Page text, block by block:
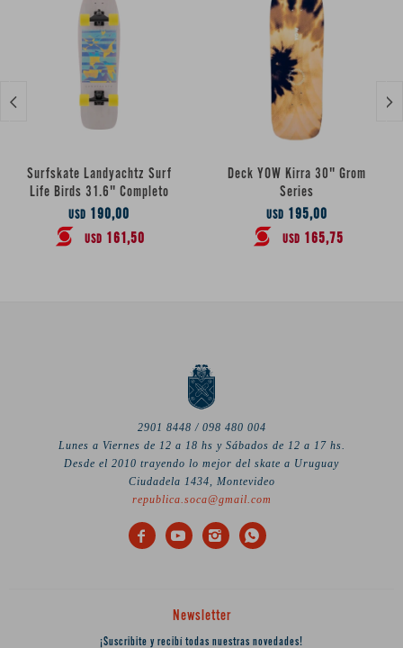
Surfskate Landyachtz Surf
Life Birds 31.6" Completo
USD 190,00
USD 161,50
Deck YOW Kirra 30" Grom
Series
USD 195,00
USD 165,75
 
2901 8448 / 098 480 004
Lunes a Viernes de 12 a 18 hs y Sábados de 12 a 17 hs.
Desde el 2010 trayendo lo mejor del skate a Uruguay
Ciudadela 1434, Montevideo
republica.soca@gmail.com
   
Newsletter
¡Suscribite y recibí todas nuestras novedades!